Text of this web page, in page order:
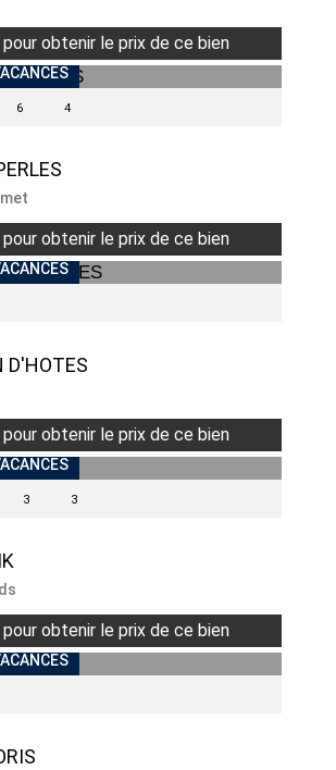
obtenir le prix de ce bien
6 4
obtenir le prix de ce bien
D'HOTES
obtenir le prix de ce bien
3 3
obtenir le prix de ce bien